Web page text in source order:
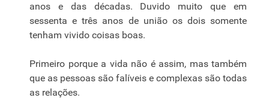
anos e das décadas. Duvido muito que em
sessenta e três anos de união os dois somente
tenham vivido coisas boas.
Primeiro porque a vida não é assim, mas também
que as pessoas são falíveis e complexas são todas
as relações.